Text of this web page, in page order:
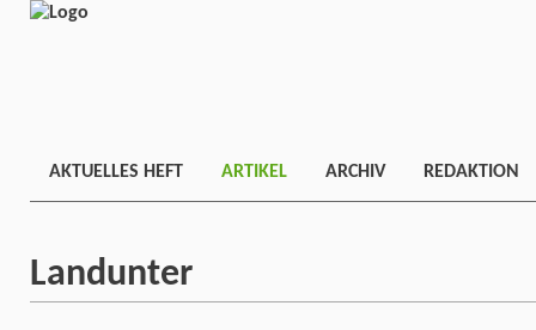
AKTUELLES HEFT ARTIKEL ARCHIV REDAKTION
Landunter